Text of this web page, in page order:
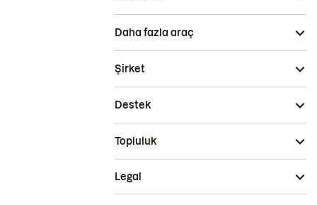
Daha fazla araç
Şirket
Destek
Topluluk
Legal